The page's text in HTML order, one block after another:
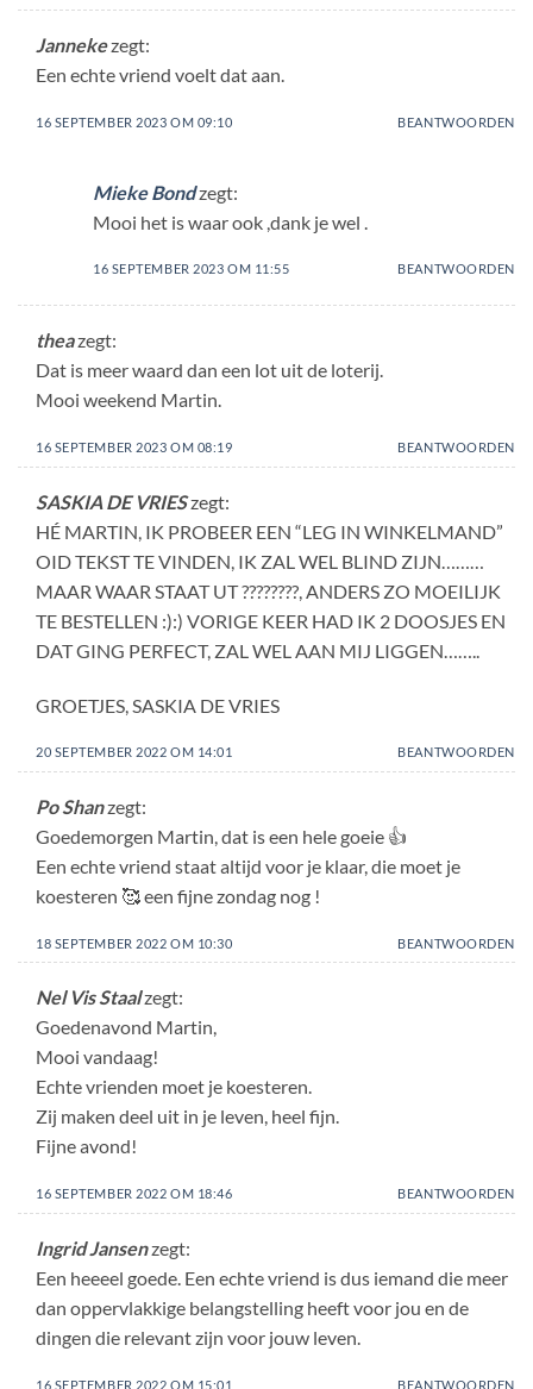
Jannekezegt:
Een echte vriend voelt dat aan.
16 SEPTEMBER 2023 OM 09:10 BEANTWOORDEN
Mieke Bondzegt:
Mooi het is waar ook ,dank je wel .
16 SEPTEMBER 2023 OM 11:55 BEANTWOORDEN
theazegt:
Dat is meer waard dan een lot uit de loterij.
Mooi weekend Martin.
16 SEPTEMBER 2023 OM 08:19 BEANTWOORDEN
SASKIA DE VRIESzegt:
HÉ MARTIN, IK PROBEER EEN “LEG IN WINKELMAND”
OID TEKST TE VINDEN, IK ZAL WEL BLIND ZIJN………
MAAR WAAR STAAT UT ????????, ANDERS ZO MOEILIJK
TE BESTELLEN :):) VORIGE KEER HAD IK 2 DOOSJES EN
DAT GING PERFECT, ZAL WEL AAN MIJ LIGGEN……..
GROETJES, SASKIA DE VRIES
20 SEPTEMBER 2022 OM 14:01 BEANTWOORDEN
Po Shanzegt:
Goedemorgen Martin, dat is een hele goeie 👍
Een echte vriend staat altijd voor je klaar, die moet je
koesteren 🥰 een fijne zondag nog !
18 SEPTEMBER 2022 OM 10:30 BEANTWOORDEN
Nel Vis Staalzegt:
Goedenavond Martin,
Mooi vandaag!
Echte vrienden moet je koesteren.
Zij maken deel uit in je leven, heel fijn.
Fijne avond!
16 SEPTEMBER 2022 OM 18:46 BEANTWOORDEN
Ingrid Jansenzegt:
Een heeeel goede. Een echte vriend is dus iemand die meer
dan oppervlakkige belangstelling heeft voor jou en de
dingen die relevant zijn voor jouw leven.
16 SEPTEMBER 2022 OM 15:01 BEANTWOORDEN